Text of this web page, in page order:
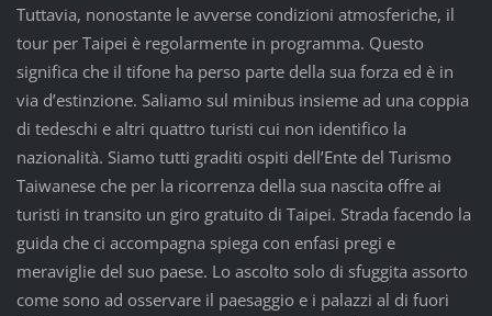
Tuttavia, nonostante le avverse condizioni atmosferiche, il
tour per Taipei è regolarmente in programma. Questo
significa che il tifone ha perso parte della sua forza ed è in
via d’estinzione. Saliamo sul minibus insieme ad una coppia
di tedeschi e altri quattro turisti cui non identifico la
nazionalità. Siamo tutti graditi ospiti dell’Ente del Turismo
Taiwanese che per la ricorrenza della sua nascita offre ai
turisti in transito un giro gratuito di Taipei. Strada facendo la
guida che ci accompagna spiega con enfasi pregi e
meraviglie del suo paese. Lo ascolto solo di sfuggita assorto
come sono ad osservare il paesaggio e i palazzi al di fuori